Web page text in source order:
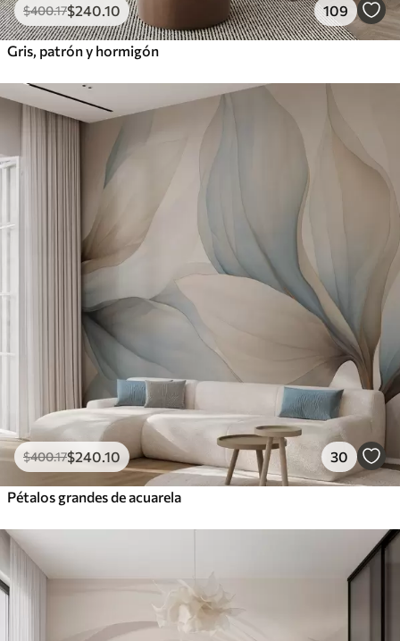
$400.17$240 .10 109
Gris, patrón y hormigón
$400.17$240 .10 30
Pétalos grandes de acuarela